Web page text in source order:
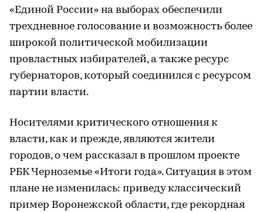
«Единой России» на выборах обеспечили
трехдневное голосование и возможность более
широкой политической мобилизации
провластных избирателей, а также ресурс
губернаторов, который соединился с ресурсом
партии власти.
Носителями критического отношения к
власти, как и прежде, являются жители
городов, о чем рассказал в прошлом проекте
РБК Черноземье «Итоги года». Ситуация в этом
плане не изменилась: приведу классический
пример Воронежской области, где рекордная